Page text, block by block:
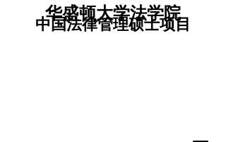
华盛顿大学法学院
中国法律管理硕士项目